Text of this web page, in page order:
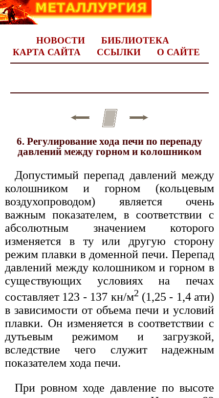
НОВОСТИ
БИБЛИОТЕКА
КАРТА САЙТА
ССЫЛКИ О САЙТЕ
6. Регулирование хода печи по перепаду
давлений между горном и колошником
Допустимый перепад давлений между
колошником и горном (кольцевым
воздухопроводом) является очень
важным показателем, в соответствии с
абсолютным значением которого
изменяется в ту или другую сторону
режим плавки в доменной печи. Перепад
давлений между колошником и горном в
существующих условиях на печах
составляет 123 - 137 кн/м2 (1,25 - 1,4 ати)
в зависимости от объема печи и условий
плавки. Он изменяется в соответствии с
дутьевым режимом и загрузкой,
вследствие чего служит надежным
показателем хода печи.
При ровном ходе давление по высоте